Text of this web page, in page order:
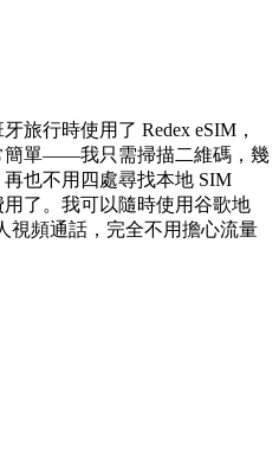
旅行時使用了 Redex eSIM，
簡單——我只需掃描二維碼，幾
也不用四處尋找本地 SIM
了。我可以隨時使用谷歌地
視頻通話，完全不用擔心流量